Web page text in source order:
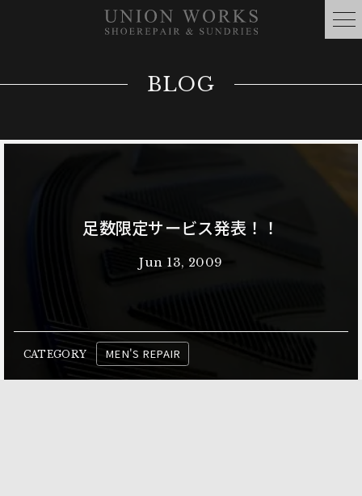
BLOG
足数限定サービス発表！！
Jun 13, 2009
CATEGORY MEN'S REPAIR